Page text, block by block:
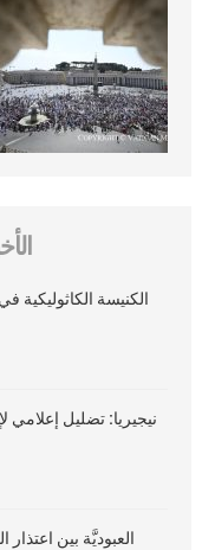
الكنيسة الكاثوليكية
نيجيريا: تضليل إعلامي
العبوديَّة بين